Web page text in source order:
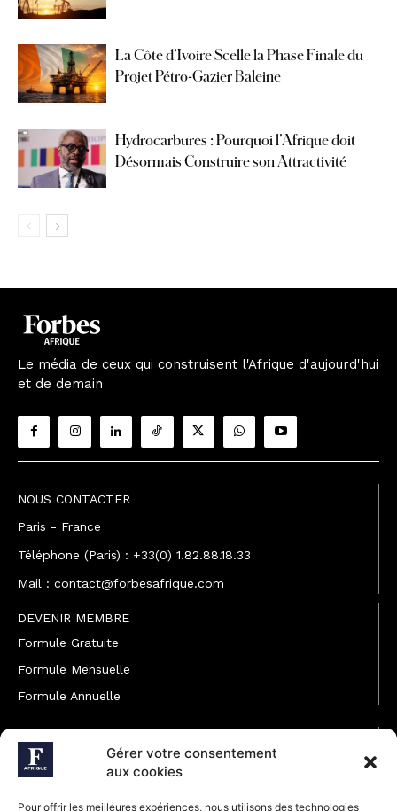
Gérer votre consentement
aux cookies
Pour offrir les meilleures expériences, nous utilisons des technologies
La Côte d’Ivoire Scelle la Phase Finale du
Projet Pétro-Gazier Baleine
Hydrocarbures : Pourquoi l’Afrique doit
Désormais Construire son Attractivité
Le média de ceux qui construisent l'Afrique d'aujourd'hui
et de demain
NOUS CONTACTER
Paris - France
Téléphone (Paris) : +33(0) 1.82.88.18.33
Mail : contact@forbesafrique.com
DEVENIR MEMBRE
Formule Gratuite
Formule Mensuelle
Formule Annuelle
JOINDRE L'ÉQUIPE
Rédaction